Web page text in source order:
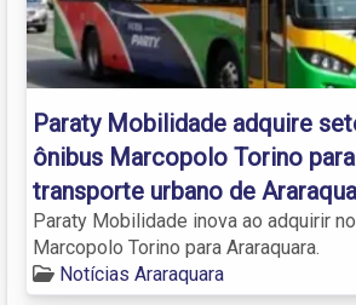
Paraty Mobilidade adquire
ônibus Marcopolo Torino
transporte urbano de
Paraty Mobilidade inova ao adquirir
Marcopolo Torino para Araraquara.
Notícias Araraquara